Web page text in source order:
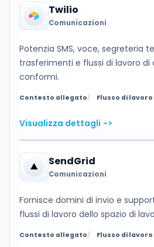
Twilio
Comunicazioni
Potenzia SMS, voce, segreteria
trasferimenti e flussi di lavoro
conformi.
Contesto allegato Flusso di
Visualizza dettagli ->
SendGrid
Comunicazioni
Fornisce domini di invio e
flussi di lavoro dello spazio di
Contesto allegato Flusso di